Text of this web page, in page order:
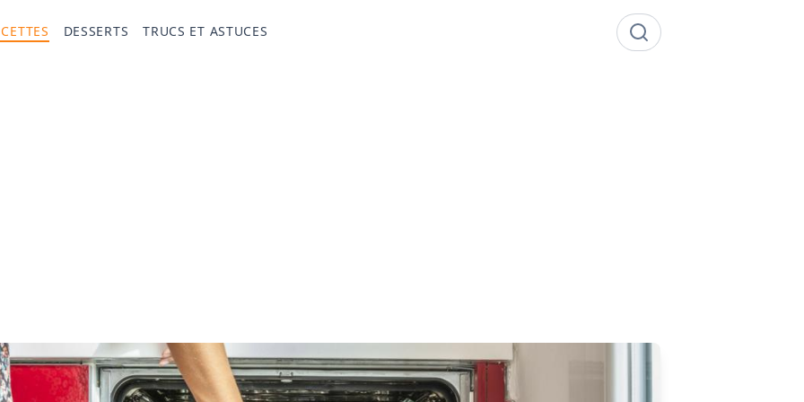
DESSERTS TRUCS ET ASTUCES